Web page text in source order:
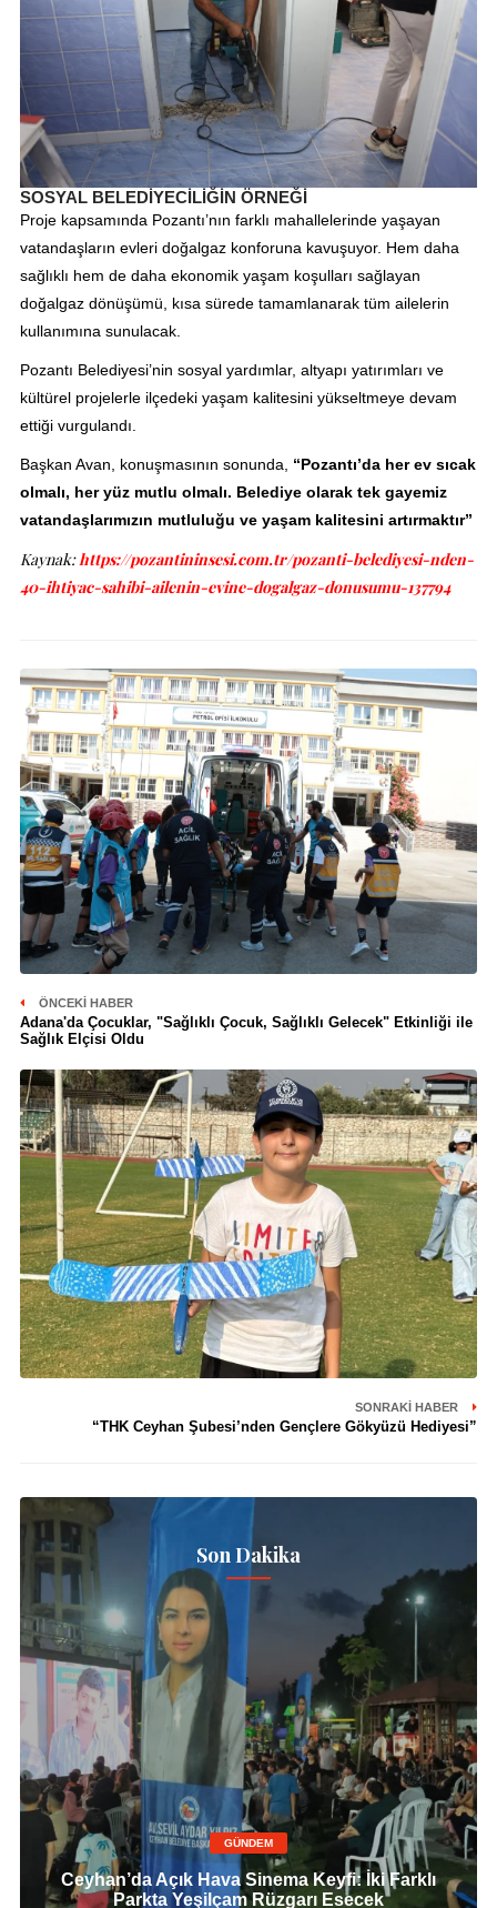
SOSYAL BELEDİYECİLİĞİN ÖRNEĞİ
Proje kapsamında Pozantı’nın farklı mahallelerinde yaşayan
vatandaşların evleri doğalgaz konforuna kavuşuyor. Hem daha
sağlıklı hem de daha ekonomik yaşam koşulları sağlayan
doğalgaz dönüşümü, kısa sürede tamamlanarak tüm ailelerin
kullanımına sunulacak.
Pozantı Belediyesi’nin sosyal yardımlar, altyapı yatırımları ve
kültürel projelerle ilçedeki yaşam kalitesini yükseltmeye devam
ettiği vurgulandı.
Başkan Avan, konuşmasının sonunda, “Pozantı’da her ev sıcak
olmalı, her yüz mutlu olmalı. Belediye olarak tek gayemiz
vatandaşlarımızın mutluluğu ve yaşam kalitesini artırmaktır”
Kaynak:https://pozantininsesi.com.tr/pozanti-belediyesi-nden-
40-ihtiyac-sahibi-ailenin-evine-dogalgaz-donusumu-137794
ÖNCEKI HABER
Adana'da Çocuklar, "Sağlıklı Çocuk, Sağlıklı Gelecek" Etkinliği ile
Sağlık Elçisi Oldu
SONRAKI HABER
“THK Ceyhan Şubesi’nden Gençlere Gökyüzü Hediyesi”
Son Dakika
GÜNDEM
Ceyhan’da Açık Hava Sinema Keyfi: İki Farklı
Parkta Yeşilçam Rüzgarı Esecek